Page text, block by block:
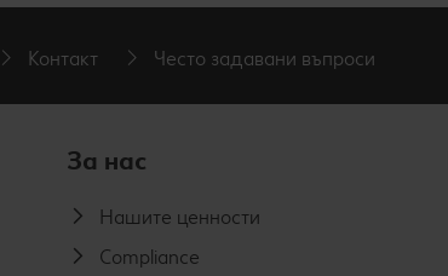
Контакт Често задавани въпроси
За нас
Нашите ценности
Compliance